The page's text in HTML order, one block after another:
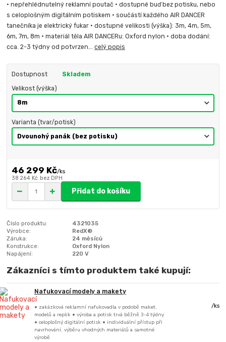
• nepřehlédnutelný reklamní poutač • dostupné buď bez potisku, nebo
s celoplošným digitálním potiskem • součástí každého AIR DANCER
tanečníka je elektrický fukar • dostupné velikosti (výška): 3m, 4m, 5m,
6m, 7m, 8m • materiál těla AIR DANCERu: Oxford nylon • doba dodání:
cca. 2-3 týdny od potvrzen...celý popis
Dostupnost Skladem
Velikost (výška)
Varianta (tvar/potisk)
46 299 Kč/ks
38 264 Kč bez DPH
Přidat do košíku
Číslo produktu:
4321035
Výrobce:
RedX®
Záruka:
24 měsíců
Konstrukce:
Oxford Nylon
Napájení:
220 V
Zákazníci s tímto produktem také kupují:
Nafukovací modely a makety
• zakázková reklamní nafukovadla v podobě maket,
modelů a replik • výroba a potisk trvá běžně 3-4 týdny
• celoplošný digitální potisk • individuální přístup při
navrhování, výběru vhodných materiálů a samotné
výrobě
/ks